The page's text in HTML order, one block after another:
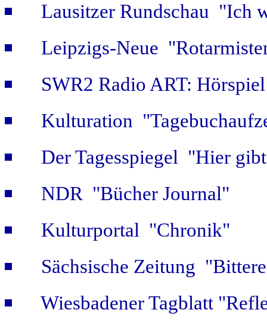
Lausitzer Rundschau "Ich
Leipzigs-Neue
SWR2 Radio ART: Hörspiel
Kulturation
Der Tagesspiegel "Hier
NDR "Bücher Journal"
Kulturportal "Chronik"
Sächsische Zeitung
Wiesbadener Tagblatt